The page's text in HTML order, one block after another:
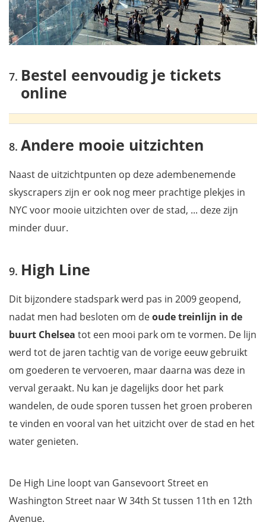
Bestel eenvoudig je tickets
online
Andere mooie uitzichten
Naast de uitzichtpunten op deze adembenemende
skyscrapers zijn er ook nog meer prachtige plekjes in
NYC voor mooie uitzichten over de stad, ... deze zijn
minder duur.
High Line
Dit bijzondere stadspark werd pas in 2009 geopend,
nadat men had besloten om deoude treinlijn in de
buurt Chelsea tot een mooi park om te vormen. De lijn
werd tot de jaren tachtig van de vorige eeuw gebruikt
om goederen te vervoeren, maar daarna was deze in
verval geraakt. Nu kan je dagelijks door het park
wandelen, de oude sporen tussen het groen proberen
te vinden en vooral van het uitzicht over de stad en het
water genieten.
De High Line loopt van Gansevoort Street en
Washington Street naar W 34th St tussen 11th en 12th
Avenue.